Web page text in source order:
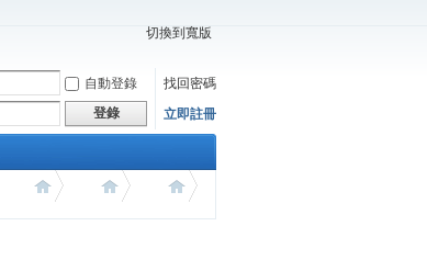
切換到寬版
自動登錄
找回密碼
登錄 立即註冊